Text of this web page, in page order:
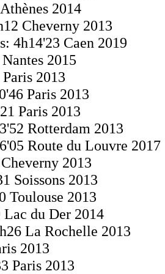
2014
Cheverny 2013
4h14'23 Caen 2019
2015
2013
Paris 2013
Paris 2013
Rotterdam 2013
Route du Louvre 2017
2013
Soissons 2013
Toulouse 2013
du Der 2014
La Rochelle 2013
2013
Paris 2013